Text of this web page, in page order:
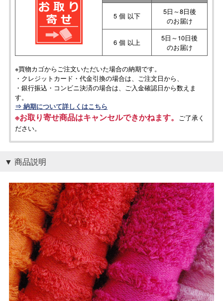
5 個 以下
5日～8日後
のお届け
6 個 以上
5日～10日後
のお届け
※買物カゴからご注文いただいた場合の納期です。
・クレジットカード・代金引換の場合は、ご注文日から、
・銀行振込・コンビニ決済の場合は、ご入金確認日から数えま
す。
⇒ 納期について詳しくはこちら
※お取り寄せ商品はキャンセルできかねます。
ご了承く
ださい。
商品説明